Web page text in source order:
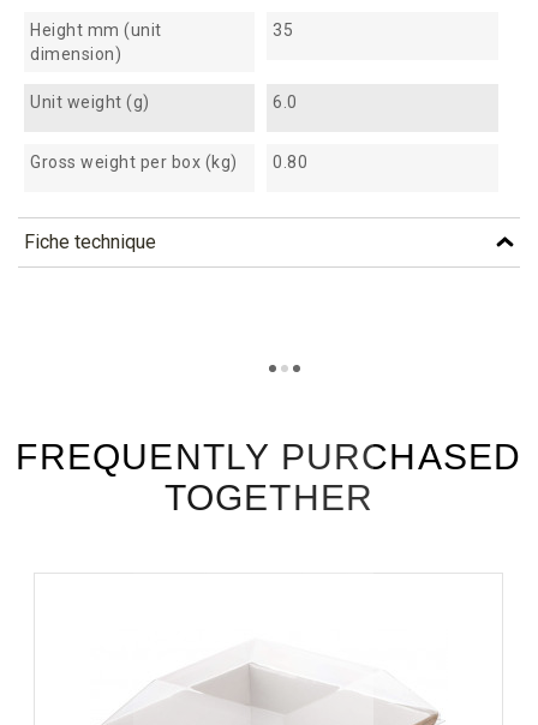
Height mm (unit
dimension)
35
Unit weight (g) 6.0
Gross weight per box (kg) 0.80
Fiche technique
FREQUENTLY PURCHASED
TOGETHER